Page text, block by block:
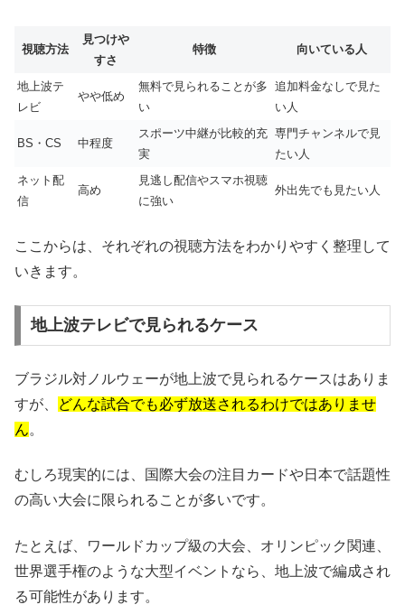
視聴方法
見つけや
すさ
特徴 向いている人
地上波テ
レビ
やや低め
無料で見られることが多
い
追加料金なしで見た
い人
BS・CS 中程度
スポーツ中継が比較的充
実
専門チャンネルで見
たい人
ネット配
信
高め
見逃し配信やスマホ視聴
に強い
外出先でも見たい人
ここからは、それぞれの視聴方法をわかりやすく整理して
いきます。
地上波テレビで見られるケース
ブラジル対ノルウェーが地上波で見られるケースはありま
すが、
どんな試合でも必ず放送されるわけではありませ
ん。
むしろ現実的には、国際大会の注目カードや日本で話題性
の高い大会に限られることが多いです。
たとえば、ワールドカップ級の大会、オリンピック関連、
世界選手権のような大型イベントなら、地上波で編成され
る可能性があります。